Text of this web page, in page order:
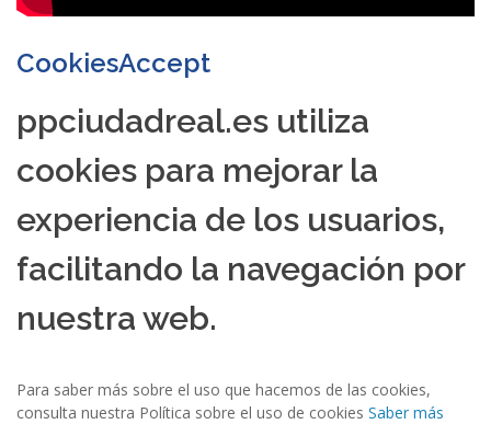
CookiesAccept
ppciudadreal.es utiliza
cookies para mejorar la
experiencia de los usuarios,
facilitando la navegación por
nuestra web.
Para saber más sobre el uso que hacemos de las cookies,
consulta nuestra Política sobre el uso de cookies Saber más